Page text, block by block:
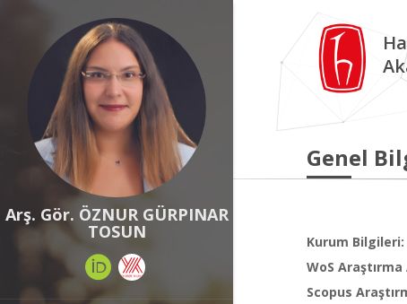
Arş. Gör. ÖZNUR GÜRPINAR
TOSUN
Genel
Kurum Bilgileri:
WoS Araştırma
Scopus